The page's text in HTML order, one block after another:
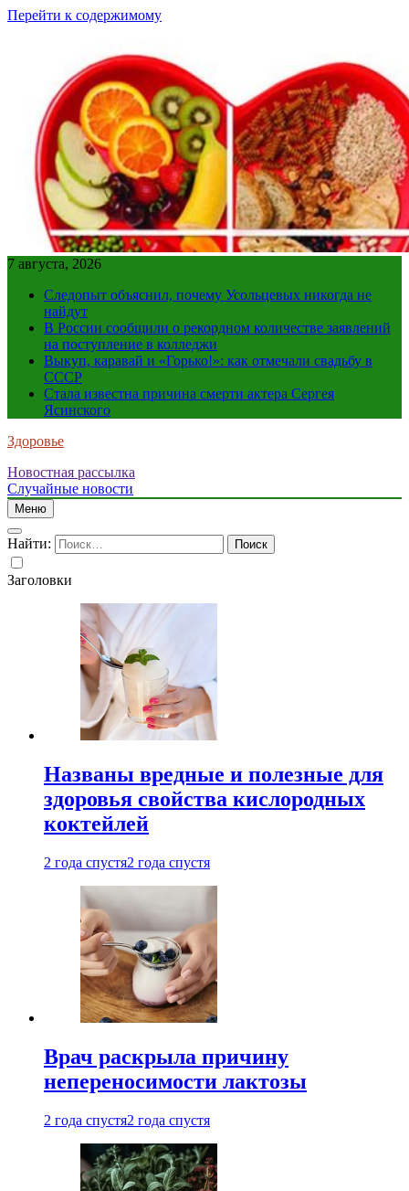
Перейти к содержимому
7 августа, 2026
Следопыт объяснил, почему Усольцевых никогда не
найдут
В России сообщили о рекордном количестве заявлений
на поступление в колледжи
Выкуп, каравай и «Горько!»: как отмечали свадьбу в
СССР
Стала известна причина смерти актера Сергея
Ясинского
Здоровье
Новостная рассылка
Случайные новости
Меню
Найти:
Заголовки
Названы вредные и полезные для
здоровья свойства кислородных
коктейлей
2 года спустя2 года спустя
Врач раскрыла причину
непереносимости лактозы
2 года спустя2 года спустя